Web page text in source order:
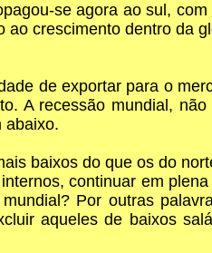
se agora ao sul,
crescimento dentro da
de exportar para o
A recessão mundial, não
abaixo.
baixos do que os do
continuar em
Por outras
aqueles de baixos